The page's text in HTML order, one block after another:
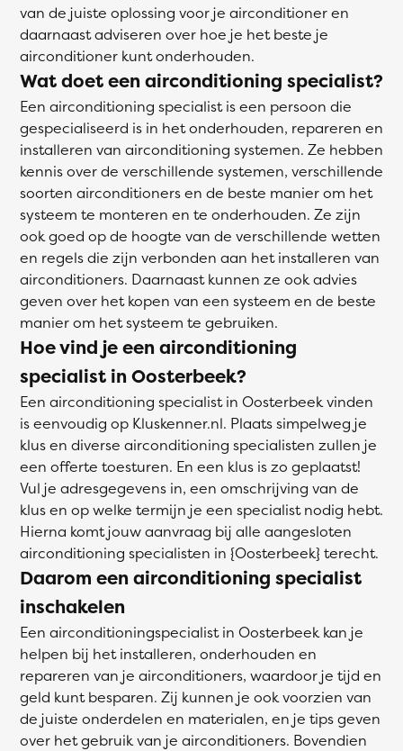
van de juiste oplossing voor je airconditioner en
daarnaast adviseren over hoe je het beste je
airconditioner kunt onderhouden.
Wat doet een airconditioning specialist?
Een airconditioning specialist is een persoon die
gespecialiseerd is in het onderhouden, repareren en
installeren van airconditioning systemen. Ze hebben
kennis over de verschillende systemen, verschillende
soorten airconditioners en de beste manier om het
systeem te monteren en te onderhouden. Ze zijn
ook goed op de hoogte van de verschillende wetten
en regels die zijn verbonden aan het installeren van
airconditioners. Daarnaast kunnen ze ook advies
geven over het kopen van een systeem en de beste
manier om het systeem te gebruiken.
Hoe vind je een airconditioning
specialist in Oosterbeek?
Een airconditioning specialist in Oosterbeek vinden
is eenvoudig op Kluskenner.nl. Plaats simpelweg je
klus en diverse airconditioning specialisten zullen je
een offerte toesturen. En een klus is zo geplaatst!
Vul je adresgegevens in, een omschrijving van de
klus en op welke termijn je een specialist nodig hebt.
Hierna komt jouw aanvraag bij alle aangesloten
airconditioning specialisten in {Oosterbeek} terecht.
Daarom een airconditioning specialist
inschakelen
Een airconditioningspecialist in Oosterbeek kan je
helpen bij het installeren, onderhouden en
repareren van je airconditioners, waardoor je tijd en
geld kunt besparen. Zij kunnen je ook voorzien van
de juiste onderdelen en materialen, en je tips geven
over het gebruik van je airconditioners. Bovendien